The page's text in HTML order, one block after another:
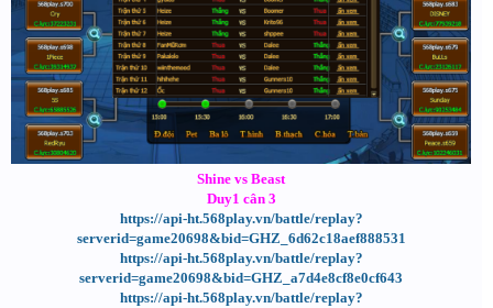
Shine vs Beast
Duy1 cân 3
https://api-ht.568play.vn/battle/replay?
serverid=game20698&bid=GHZ_6d62c18aef888531
https://api-ht.568play.vn/battle/replay?
serverid=game20698&bid=GHZ_a7d4e8cf8e0cf643
https://api-ht.568play.vn/battle/replay?